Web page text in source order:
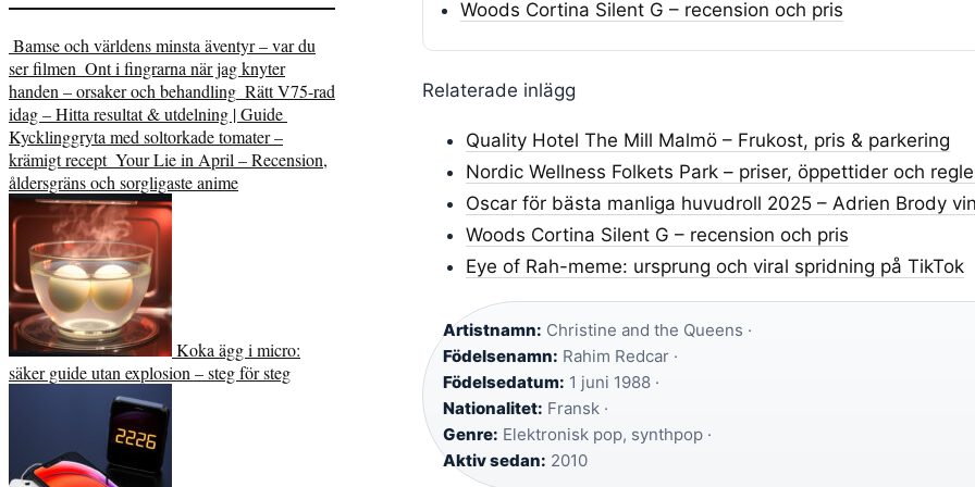
Woods Cortina Silent G – recension och pris
Relaterade inlägg
Quality Hotel The Mill Malmö – Frukost, pris & parkering
Nordic Wellness Folkets Park – priser, öppettider och
Oscar för bästa manliga huvudroll 2025 – Adrien Brody
Woods Cortina Silent G – recension och pris
Eye of Rah-meme: ursprung och viral spridning på TikTok
Artistnamn: Christine and the Queens ·
Födelsenamn: Rahim Redcar ·
Födelsedatum: 1 juni 1988 ·
Nationalitet: Fransk ·
Genre: Elektronisk pop, synthpop ·
Aktiv sedan: 2010
Bamse och världens minsta äventyr – var du
ser filmen Ont i fingrarna när jag knyter
handen – orsaker och behandling Rätt V75-rad
idag – Hitta resultat & utdelning | Guide
Kycklinggryta med soltorkade tomater –
krämigt recept Your Lie in April – Recension,
åldersgräns och sorgligaste anime
Koka ägg i micro:
säker guide utan explosion – steg för steg